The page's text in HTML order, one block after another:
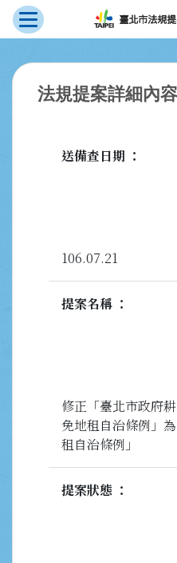
跳到主要內容
展開選單
法規提案詳細內容
送備查日期
106.07.21
提案名稱
修正「臺北市政府
免地租自治條例」
租自治條例」
提案狀態